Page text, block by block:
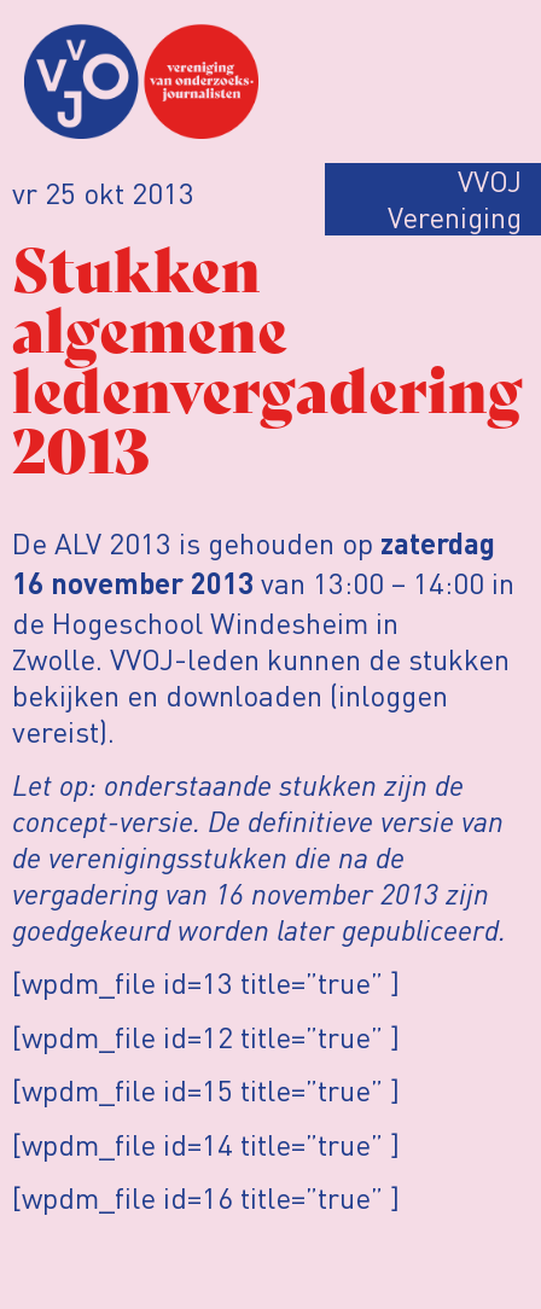
vr 25 okt 2013
VVOJ
Vereniging
Stukken
algemene
ledenvergadering
2013
De ALV 2013 is gehouden op zaterdag
16 november 2013 van 13:00 – 14:00 in
de Hogeschool Windesheim in
Zwolle. VVOJ-leden kunnen de stukken
bekijken en downloaden (inloggen
vereist).
Let op: onderstaande stukken zijn de
concept-versie. De definitieve versie van
de verenigingsstukken die na de
vergadering van 16 november 2013 zijn
goedgekeurd worden later gepubliceerd.
[wpdm_file id=13 title=”true” ]
[wpdm_file id=12 title=”true” ]
[wpdm_file id=15 title=”true” ]
[wpdm_file id=14 title=”true” ]
[wpdm_file id=16 title=”true” ]